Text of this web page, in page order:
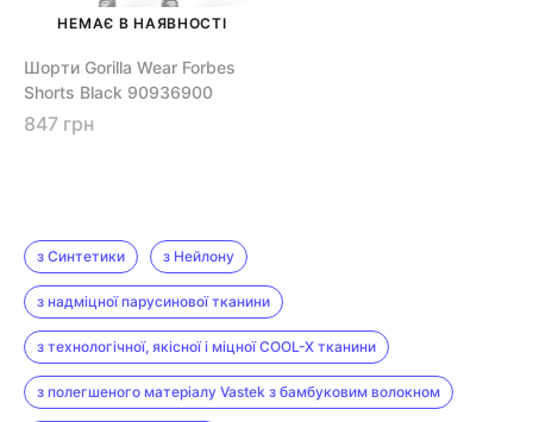
НЕМАЄ В НАЯВНОСТІ
Шорти Gorilla Wear Forbes
Shorts Black 90936900
847 грн
з Синтетики з Нейлону
з надміцної парусинової тканини
з технологічної, якісної і міцної COOL-X тканини
з полегшеного матеріалу Vastek з бамбуковим волокном